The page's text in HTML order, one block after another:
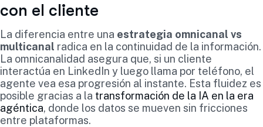
con el cliente
La diferencia entre una estrategia omnicanal vs
multicanal radica en la continuidad de la información.
La omnicanalidad asegura que, si un cliente
interactúa en LinkedIn y luego llama por teléfono, el
agente vea esa progresión al instante. Esta fluidez es
posible gracias a la transformación de la IA en la era
agéntica, donde los datos se mueven sin fricciones
entre plataformas.